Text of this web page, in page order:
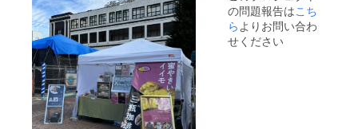
の問題報告はこち
ら よりお問い合わ
せください